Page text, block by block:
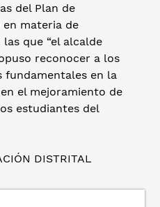
del Plan de
en materia de
que “el alcalde
reconocer a los
fundamentales en la
el mejoramiento de
estudiantes del
DISTRITAL